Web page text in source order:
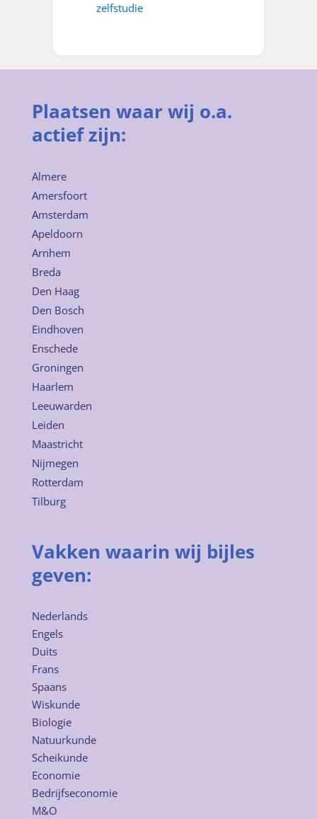
zelfstudie
Plaatsen waar wij o.a.
actief zijn:
Almere
Amersfoort
Amsterdam
Apeldoorn
Arnhem
Breda
Den Haag
Den Bosch
Eindhoven
Enschede
Groningen
Haarlem
Leeuwarden
Leiden
Maastricht
Nijmegen
Rotterdam
Tilburg
Vakken waarin wij bijles
geven:
Nederlands
Engels
Duits
Frans
Spaans
Wiskunde
Biologie
Natuurkunde
Scheikunde
Economie
Bedrijfseconomie
M&O